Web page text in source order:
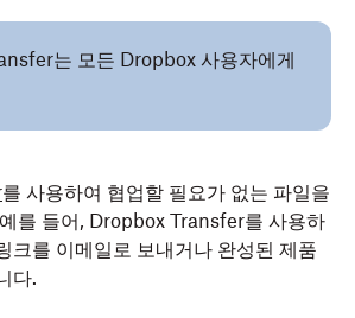
는 모든 Dropbox 사용자에게
를 사용하여 협업할 필요가 없는 파일을
를 들어, Dropbox Transfer를 사용하
크를 이메일로 보내거나 완성된 제품
다.